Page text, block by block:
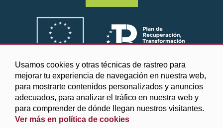
Usamos cookies y otras técnicas de rastreo para
mejorar tu experiencia de navegación en nuestra web,
para mostrarte contenidos personalizados y anuncios
adecuados, para analizar el tráfico en nuestra web y
para comprender de dónde llegan nuestros visitantes.
Ver más en política de cookies